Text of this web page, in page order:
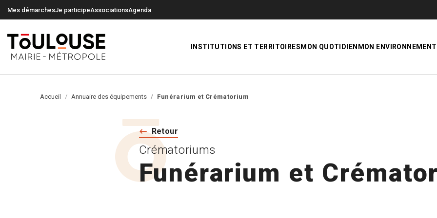
Mes démarchesJe participeAssociationsAgenda
INSTITUTIONS ET TERRITOIRES MON QUOTIDIEN MON ENVIRONNEMENT
Accueil Annuaire des équipements Funérarium et Crématorium
Retour
Funérarium et
Crématoriums